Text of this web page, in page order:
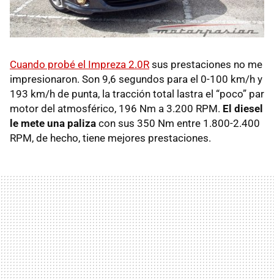
Cuando probé el Impreza 2.0R sus prestaciones no me
impresionaron. Son 9,6 segundos para el 0-100 km/h y
193 km/h de punta, la tracción total lastra el “poco” par
motor del atmosférico, 196 Nm a 3.200 RPM. El diesel
le mete una paliza con sus 350 Nm entre 1.800-2.400
RPM, de hecho, tiene mejores prestaciones.